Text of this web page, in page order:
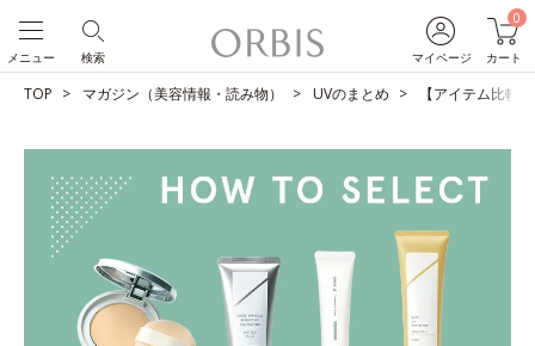
マイページ
0
カート
検索
メニュー
TOP マガジン（美容情報・読み物） UVのまとめ 【アイテム比較